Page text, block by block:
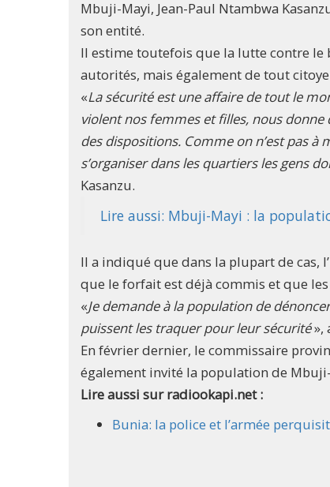
Mbuji-Mayi, Jean-Paul Ntambwa
son entité.
Il estime toutefois que la lutte contre le
autorités, mais également de tout
«La sécurité est une affaire de tout le
violent nos femmes et filles, nous
des dispositions. Comme on n’est pas
s’organiser dans les quartiers les gens
Kasanzu.
Lire aussi: Mbuji-Mayi : la
Il a indiqué que dans la plupart de cas,
que le forfait est déjà commis et que
«Je demande à la population de
puissent les traquer pour leur sécurité»,
En février dernier, le commissaire
également invité la population de
Lire aussi sur radiookapi.net :
Bunia: la police et l’armée